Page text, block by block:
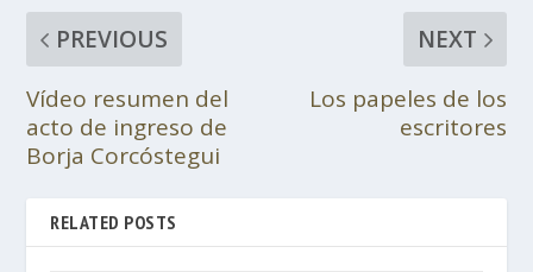
PREVIOUS
Vídeo resumen del
acto de ingreso de
Borja Corcóstegui
NEXT
Los papeles de los
escritores
RELATED POSTS